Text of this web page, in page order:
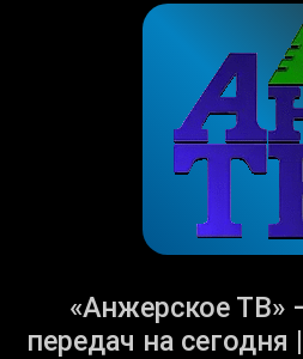
«Анжерское ТВ»
передач на сегодня